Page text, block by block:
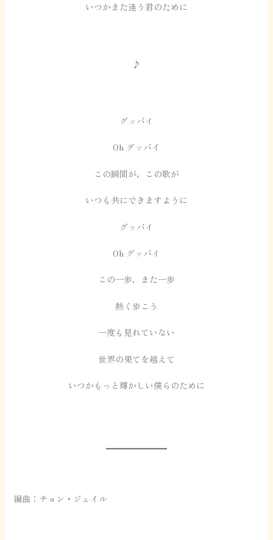
いつかまた逢う君のために
♪
グッバイ
Oh グッバイ
この瞬間が，この歌が
いつも共にできますように
グッバイ
Oh グッバイ
この一歩，また一歩
熱く歩こう
一度も見れていない
世界の果てを越えて
いつかもっと輝かしい僕らのために
編曲：チョン・ジェイル